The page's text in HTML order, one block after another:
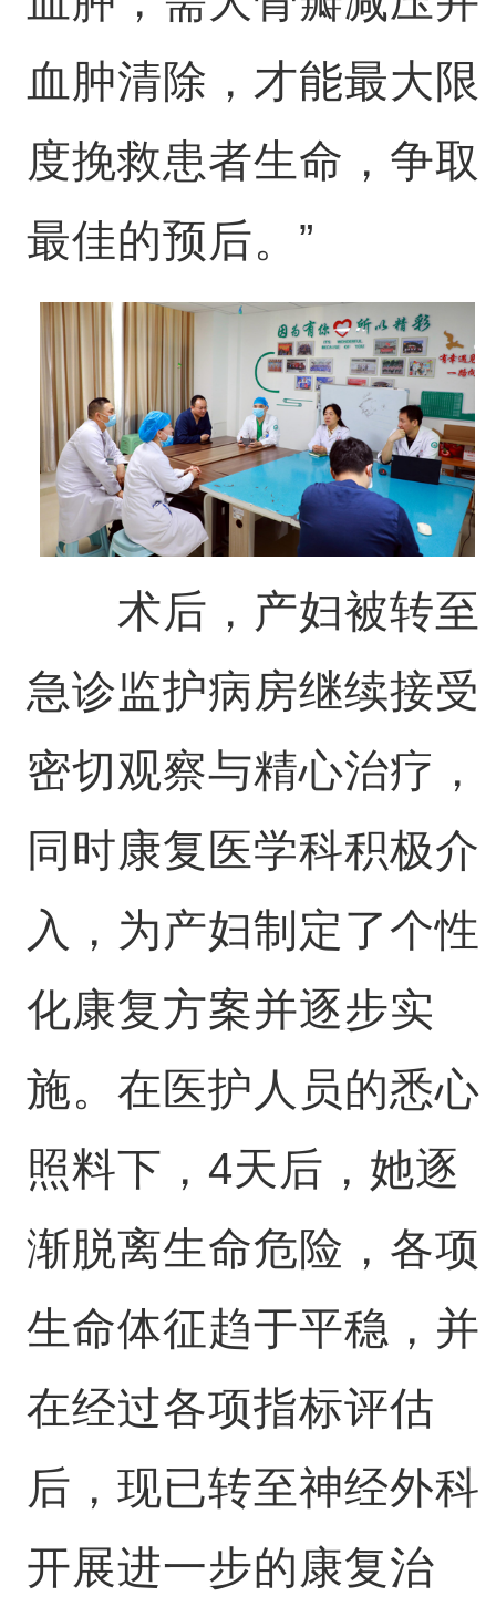
血肿清除，才能最大限
度挽救患者生命，争取
最佳的预后。”
术后，产妇被转至
急诊监护病房继续接受
密切观察与精心治疗，
同时康复医学科积极介
入，为产妇制定了个性
化康复方案并逐步实
施。在医护人员的悉心
照料下，4天后，她逐
渐脱离生命危险，各项
生命体征趋于平稳，并
在经过各项指标评估
后，现已转至神经外科
开展进一步的康复治